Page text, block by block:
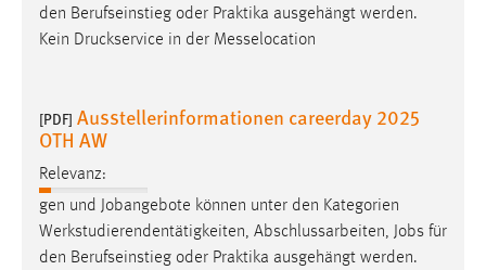
den Berufseinstieg oder Praktika ausgehängt werden.
Kein Druckservice in der Messelocation
[PDF] Ausstellerinformationen careerday 2025
OTH AW
Relevanz:
gen und Jobangebote können unter den Kategorien
Werkstudierendentätigkeiten, Abschlussarbeiten, Jobs für
den Berufseinstieg oder Praktika ausgehängt werden.